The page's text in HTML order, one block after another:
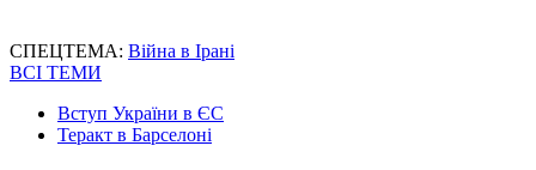
СПЕЦТЕМА: Війна в Ірані
ВСІ ТЕМИ
Вступ України в ЄС
Теракт в Барселоні